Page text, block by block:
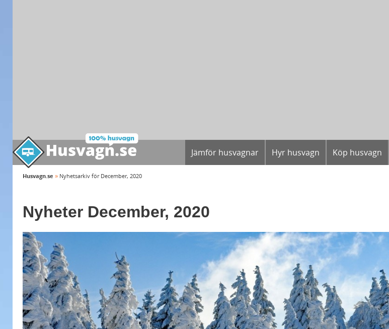
Jämför husvagnar Hyr husvagn Köp husvagn
Husvagn.se » Nyhetsarkiv för December, 2020
Nyheter December, 2020